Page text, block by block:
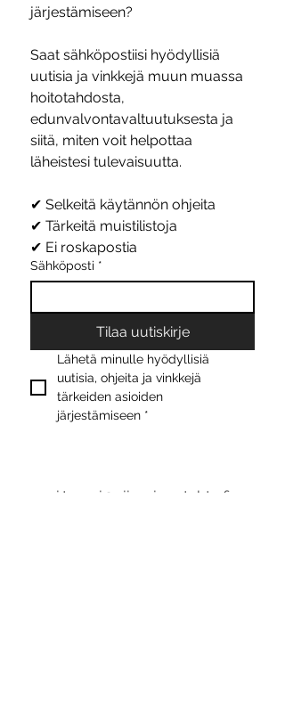
järjestämiseen?
Saat sähköpostiisi hyödyllisiä
uutisia ja vinkkejä muun muassa
hoitotahdosta,
edunvalvontavaltuutuksesta ja
siitä, miten voit helpottaa
läheistesi tulevaisuutta.
✔ Selkeitä käytännön ohjeita
✔ Tärkeitä muistilistoja
✔ Ei roskapostia
Sähköposti *
Tilaa uutiskirje
Lähetä minulle hyödyllisiä
uutisia, ohjeita ja vinkkejä
tärkeiden asioiden
järjestämiseen *
suvi.taussi@viimeinentahto.fi